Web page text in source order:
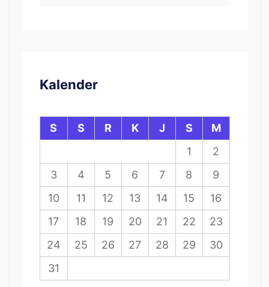
Kalender
S S R K J S
M
1
2
3
4 5 6 7 8
9
10
11 12 13 14 15
16
17
18 19 20 21 22
23
24
25 26 27 28 29
30
31